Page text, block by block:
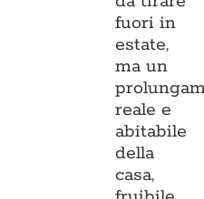
fuori in
estate,
ma un
reale e
abitabile
della
casa,